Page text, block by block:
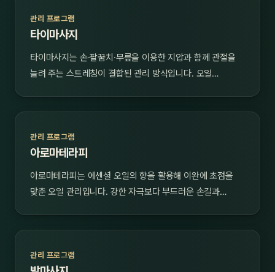
관리 프로그램
타이마사지
타이마사지는 손·팔꿈치·무릎을 이용한 지압과 함께 관절을
늘려 주는 스트레칭이 결합된 관리 방식입니다. 오일…
관리 프로그램
아로마테라피
아로마테라피는 에센셜 오일의 향을 활용해 이완에 초점을
맞춘 오일 관리입니다. 강한 자극보다 부드러운 손길과…
관리 프로그램